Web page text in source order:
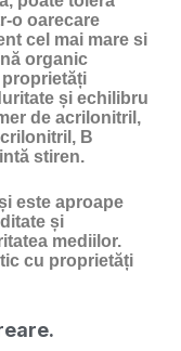
o oarecare
cel mai mare si
organic
proprietăți
și echilibru
de acrilonitril,
B
stiren.
este aproape
și
mediilor.
cu proprietăți